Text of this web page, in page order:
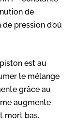
de
pression d’où
est au
le mélange
grâce au
augmente
mort bas.